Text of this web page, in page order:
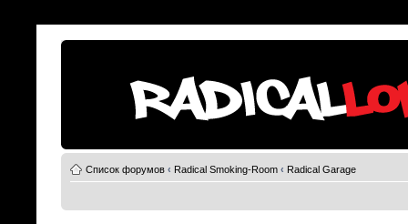
Список форумов ‹ Radical Smoking-Room ‹ Radical Garage